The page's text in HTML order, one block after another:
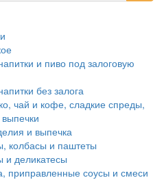
и пиво под залоговую
без залога
чай и кофе, сладкие спреды,
и выпечка
колбасы и паштеты
и деликатесы
приправленные соусы и смеси